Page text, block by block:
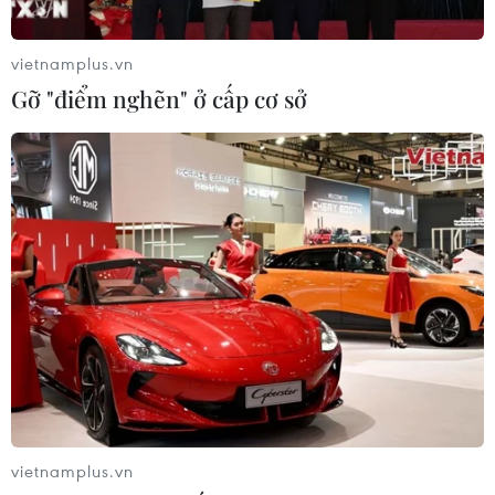
Việt Nam yêu cầu Trung Quốc chấm dứt
quân sự hóa ở Biển Đông
07/04/2022 10:46
"Việt Nam yêu cầu Trung Quốc tôn trọng chủ quyền của
Việt Nam, chấm dứt việc quân sự hóa, không có hành
động gây căng thẳng ở khu vực," Phó Phát ngôn Phạm
Thu Hằng nêu rõ.
vietnamplus.vn
Gỡ "điểm nghẽn" ở cấp cơ sở
vietnamplus.vn